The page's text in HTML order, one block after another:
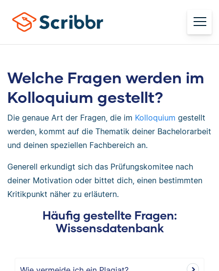
Welche Fragen werden im
Kolloquium gestellt?
Die genaue Art der Fragen, die im Kolloquium gestellt
werden, kommt auf die Thematik deiner Bachelorarbeit
und deinen speziellen Fachbereich an.
Generell erkundigt sich das Prüfungskomitee nach
deiner Motivation oder bittet dich, einen bestimmten
Kritikpunkt näher zu erläutern.
Häufig gestellte Fragen:
Wissensdatenbank